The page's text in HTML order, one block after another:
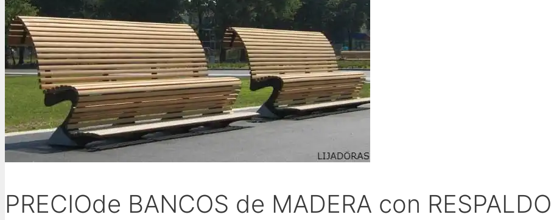
PRECIOde BANCOS de MADERA con RESPALDO